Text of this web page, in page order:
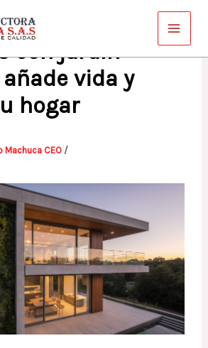
con jardín
vida y
hogar
Machuca CEO /